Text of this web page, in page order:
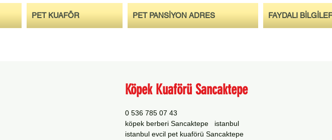
PET KUAFÖR PET PANSİYON ADRES FAYDALI
Köpek Kuaförü Sancaktepe
0 536 785 07 43
köpek berberi Sancaktepe istanbul
istanbul evcil pet kuaförü Sancaktepe